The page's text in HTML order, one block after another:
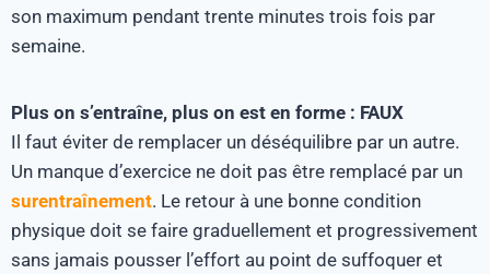
son maximum pendant trente minutes trois fois par
semaine.
Plus on s’entraîne, plus on est en forme : FAUX
Il faut éviter de remplacer un déséquilibre par un autre.
Un manque d’exercice ne doit pas être remplacé par un
surentraînement. Le retour à une bonne condition
physique doit se faire graduellement et progressivement
sans jamais pousser l’effort au point de suffoquer et